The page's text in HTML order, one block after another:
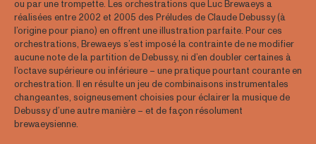
ou par une trompette. Les orchestrations que Luc Brewaeys a
réalisées entre 2002 et 2005 des Préludes de Claude Debussy (à
l’origine pour piano) en offrent une illustration parfaite. Pour ces
orchestrations, Brewaeys s’est imposé la contrainte de ne modifier
aucune note de la partition de Debussy, ni d’en doubler certaines à
l’octave supérieure ou inférieure – une pratique pourtant courante en
orchestration. Il en résulte un jeu de combinaisons instrumentales
changeantes, soigneusement choisies pour éclairer la musique de
Debussy d’une autre manière – et de façon résolument
brewaeysienne.